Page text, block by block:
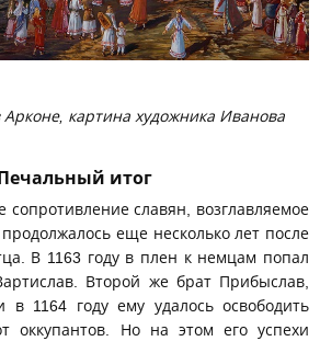
картина художника Иванова
Печальный итог
сопротивление славян, возглавляемое
еще несколько лет после
В 1163 году в плен к немцам попал
Второй же брат Прибыслав,
в 1164 году ему удалось освободить
оккупантов. Но на этом его успехи